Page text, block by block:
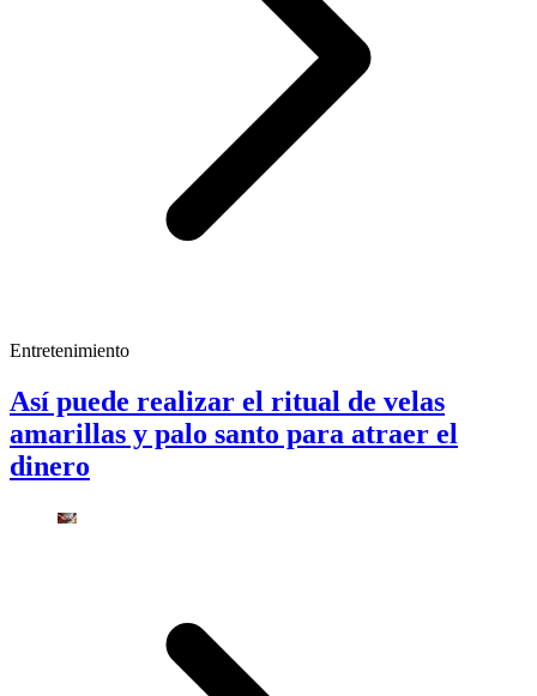
Entretenimiento
Así puede realizar el ritual de velas
amarillas y palo santo para atraer el
dinero